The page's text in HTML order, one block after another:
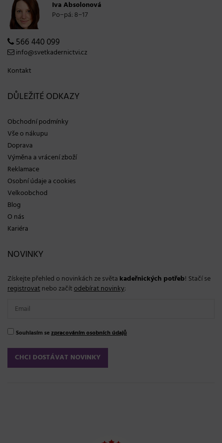
Iva Absolonová
Po−pá: 8−17
566 440 099
info@svetkadernictvi.cz
Kontakt
DŮLEŽITÉ ODKAZY
Obchodní podmínky
Vše o nákupu
Doprava
Výměna a vrácení zboží
Reklamace
Osobní údaje a cookies
Velkoobchod
Blog
O nás
Kariéra
NOVINKY
Získejte přehled o novinkách ze světa kadeřnických potřeb! Stačí se
registrovatnebo začítodebírat novinky:
Souhlasím sezpracováním osobních údajů